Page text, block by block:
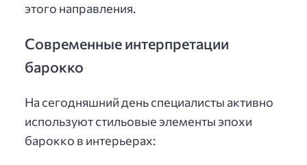
этого направления.
Современные интерпретации
барокко
На сегодняшний день специалисты активно
используют стильовые элементы эпохи
барокко в интерьерах: